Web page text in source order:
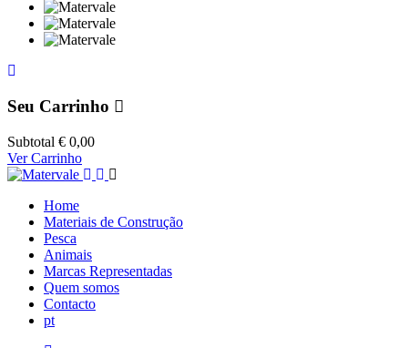
Seu Carrinho
Subtotal € 0,00
Ver Carrinho
Home
Materiais de Construção
Pesca
Animais
Marcas Representadas
Quem somos
Contacto
pt